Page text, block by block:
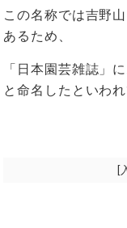
この名称では吉野
あるため、
「日本園芸雑誌」
と命名したといわれ